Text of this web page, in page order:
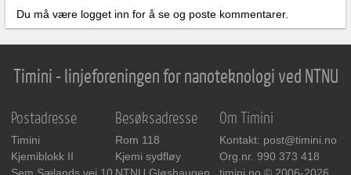
Du må være logget inn for å se og poste kommentarer.
Timini - linjeforeningen for nanoteknologi ved NTNU
Postadresse
Timini
Kjemiblokk II
Besøksadresse
Rom 118
Kjemi sydfløy
Om Timini
Kontakt: post@timini.no
Org.nr. 990 373 418